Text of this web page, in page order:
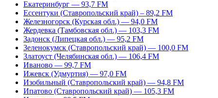
Екатеринбург — 93,7 FM
Ессентуки (Ставропольский край) – 89,2 FM
Железногорск (Курская обл.) — 94,0 FM
Жердевка (Тамбовская обл.) — 103,3 FM
Задонск (Липецкая обл.) — 95,2 FM
Зеленокумск (Ставропольский край) — 100,0 FM
Златоуст (Челябинская обл.) — 106,4 FM
Иваново — 99,7 FM
Ижевск (Удмуртия) — 97,0 FM
Изобильный (Ставропольский край) — 94,8 FM
Ипатово (Ставропольский край) — 105,3 FM